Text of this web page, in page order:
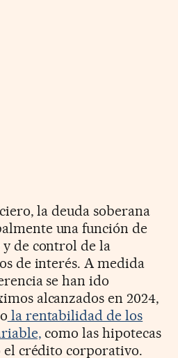
la deuda soberana
una función de
de control de la
de interés. A medida
se han ido
alcanzados en 2024,
la rentabilidad de los
como las hipotecas
crédito corporativo.